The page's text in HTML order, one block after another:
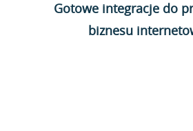
Gotowe integracje do
biznesu